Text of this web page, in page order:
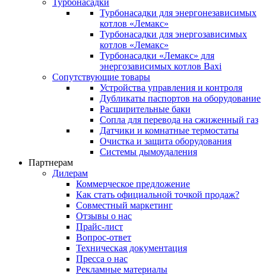
Турбонасадки
Турбонасадки для энергонезависимых
котлов «Лемакс»
Турбонасадки для энергозависимых
котлов «Лемакс»
Турбонасадки «Лемакс» для
энергозависимых котлов Baxi
Сопутствующие товары
Устройства управления и контроля
Дубликаты паспортов на оборудование
Расширительные баки
Сопла для перевода на сжиженный газ
Датчики и комнатные термостаты
Очистка и защита оборудования
Системы дымоудаления
Партнерам
Дилерам
Коммерческое предложение
Как стать официальной точкой продаж?
Совместный маркетинг
Отзывы о нас
Прайс-лист
Вопрос-ответ
Техническая документация
Пресса о нас
Рекламные материалы